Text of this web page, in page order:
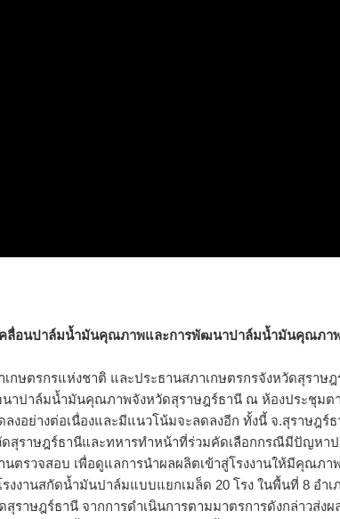
คลื่อนปาล์มน้ำมันคุณภาพและการพัฒนาปาล์มน้ำมันคุณภา
กษตรกรแห่งชาติ และประธานสภาเกษตรกรจังหวัดสุราษฎ
าปาล์มน้ำมันคุณภาพจังหวัดสุราษฎร์ธานี ณ ห้องประชุมต
งอย่างต่อเนื่องและมีแนวโน้มจะลดลงอีก ทั้งนี้ จ.สุราษฎร์
ดสุราษฎร์ธานีและทหารทำหน้าที่ร่วมคัดเลือกกรณีมีปัญห
ตรวจสอบ เพื่อดูแลการนำผลผลิตเข้าสู่โรงงานให้มีคุณภา
านสกัดน้ำมันปาล์มแบบแยกเมล็ด 20 โรง ในพื้นที่ 8 อำเภ
ษฎร์ธานี จากการดำเนินการตามมาตรการดังกล่าวส่งผ